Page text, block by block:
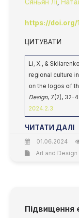
Сяньян Лі
https://doi.org/
ЦИТУВАТИ
Li, X., &
regional culture
on the logos of
Design, 7(2), 32-
2024.2.3
ЧИТАТИ ДАЛІ
01.06.2024
Art and
Підвищення